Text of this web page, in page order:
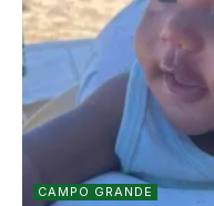
CAMPO GRANDE